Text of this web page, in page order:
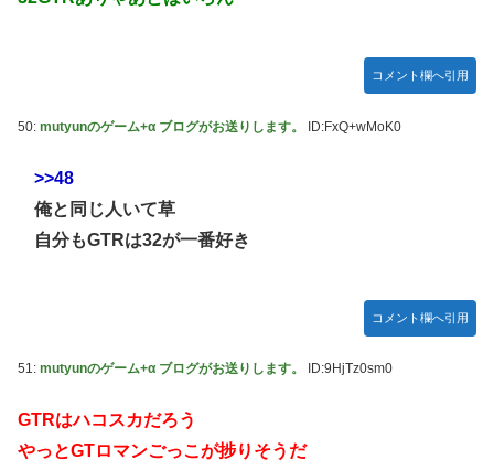
コメント欄へ引用
50: mutyunのゲーム+α ブログがお送りします。 ID:FxQ+wMoK0
>>48
俺と同じ人いて草
自分もGTRは32が一番好き
コメント欄へ引用
51: mutyunのゲーム+α ブログがお送りします。 ID:9HjTz0sm0
GTRはハコスカだろう
やっとGTロマンごっこが捗りそうだ